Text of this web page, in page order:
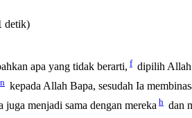
detik)
apa yang tidak berarti, f dipilih Allah
n kepada Allah Bapa, sesudah Ia
juga menjadi sama dengan mereka h dan